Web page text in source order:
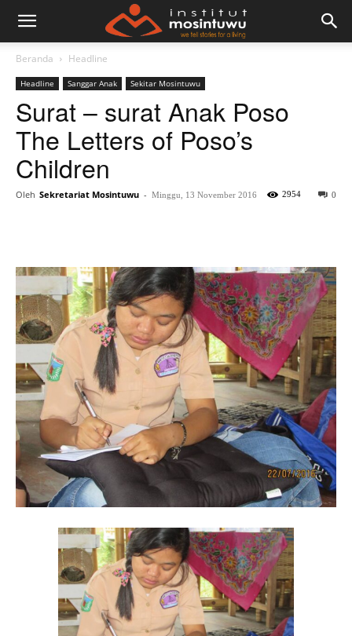
Beranda Headline
Headline Sanggar Anak Sekitar Mosintuwu
Surat – surat Anak Poso
The Letters of Poso’s
Children
Oleh Sekretariat Mosintuwu - Minggu, 13 November 2016 0
2954